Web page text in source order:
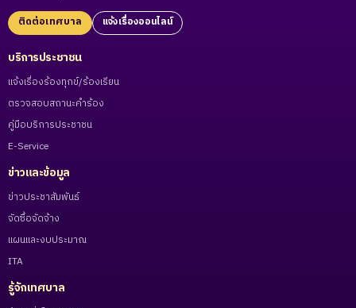
ติดต่อเทศบาล แจ้งเรื่องออนไลน์
บริการประชาชน
แจ้งเรื่องร้องทุกข์/ร้องเรียน
ตรวจสอบสถานะคำร้อง
คู่มือบริการประชาชน
E-Service
ข่าวและข้อมูล
ข่าวประชาสัมพันธ์
จัดซื้อจัดจ้าง
แผนและงบประมาณ
ITA
รู้จักเทศบาล